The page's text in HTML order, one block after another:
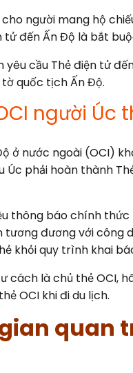
người mang hộ
tử đến Ấn Độ là bắt
cầu Thẻ điện tử
quốc tịch Ấn Độ.
người Úc
ở nước ngoài (OCI)
Úc phải hoàn thành
thông báo chính
tương đương với công
khỏi quy trình khai
cách là chủ thẻ OCI,
OCI khi đi du lịch.
quan